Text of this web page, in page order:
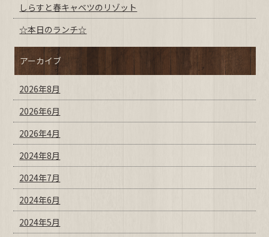
しらすと春キャベツのリゾット
☆本日のランチ☆
アーカイブ
2026年8月
2026年6月
2026年4月
2024年8月
2024年7月
2024年6月
2024年5月